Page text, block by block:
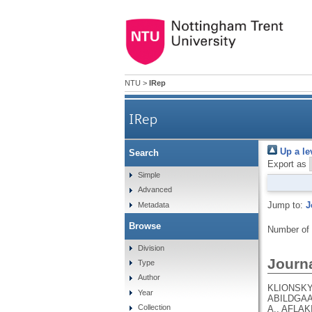
NTU > IRep
IRep
Up a
Export as
Jump to:
Number
KLIONSKY, D.J., ABDEL-AZIZ, A.K., ABDELFATAH, S., ABDELLATIF, M., ABDOLI, A., ABEL, S., ABELIOVICH, H., ABILDGAARD, M.H., ABUDU, Y.P., ACEVEDO-AROZENA, A., ADAMOPOULOS, I.E., ADELI, K., ADOLPH, T.E., ADORNETTO, A., AFLAKI, E., AGAM, G., AGARWAL, A., AGGARWAL, B.B., AGNELLO, M., AGOSTINIS, P., AGREWALA, J.N., AGROTIS, A., AGUILAR, P.V., AHMAD, S. .T., AHMED, Z.M., AHUMADA-CASTRO, U., AITS, S., AIZAWA, S., AKKOC, Y., AKOUMIANAKI, T., AKPINAR, H.A., AL-ABD, A.M., AL-AKRA, L., AL-GHARAIBEH, A., ALAOUI-JAMALI, M.A., ALBERTI, S., ALCOCER-GÓMEZ, E., ALESSANDRI, C., ALI, M., ALIM AL-BARI, M. .A., ALIWAINI, S., ALIZADEH, J., ALMACELLAS, E., ALMASAN, A., ALONSO, A., ALONSO, G.D., ALTAN-BONNET, N., ALTIERI, D.C., ÁLVAREZ, É.M. .C., ALVES, S., ALVES DA COSTA, C., ALZAHARNA, M.M., AMADIO, M., AMANTINI, C., AMARAL, C., AMBROSIO, S., AMER, A.O., AMMANATHAN, V., AN, Z.,
Search
Simple
Advanced
Metadata
Browse
Division
Type
Author
Year
Collection